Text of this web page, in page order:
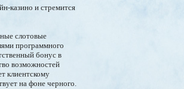
казино и стремится
слотовые
программного
бонус в
возможностей
клиентскому
на фоне черного.